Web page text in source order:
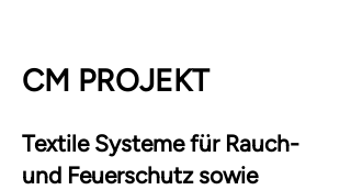
CM PROJEKT
Textile Systeme für Rauch-
und Feuerschutz sowie